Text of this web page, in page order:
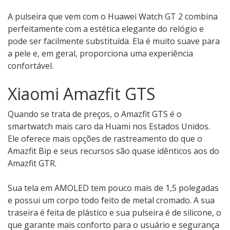
A pulseira que vem com o Huawei Watch GT 2 combina
perfeitamente com a estética elegante do relógio e
pode ser facilmente substituída. Ela é muito suave para
a pele e, em geral, proporciona uma experiência
confortável.
Xiaomi Amazfit GTS
Quando se trata de preços, o Amazfit GTS é o
smartwatch mais caro da Huami nos Estados Unidos.
Ele oferece mais opções de rastreamento do que o
Amazfit Bip e seus recursos são quase idênticos aos do
Amazfit GTR.
Sua tela em AMOLED tem pouco mais de 1,5 polegadas
e possui um corpo todo feito de metal cromado. A sua
traseira é feita de plástico e sua pulseira é de silicone, o
que garante mais conforto para o usuário e segurança